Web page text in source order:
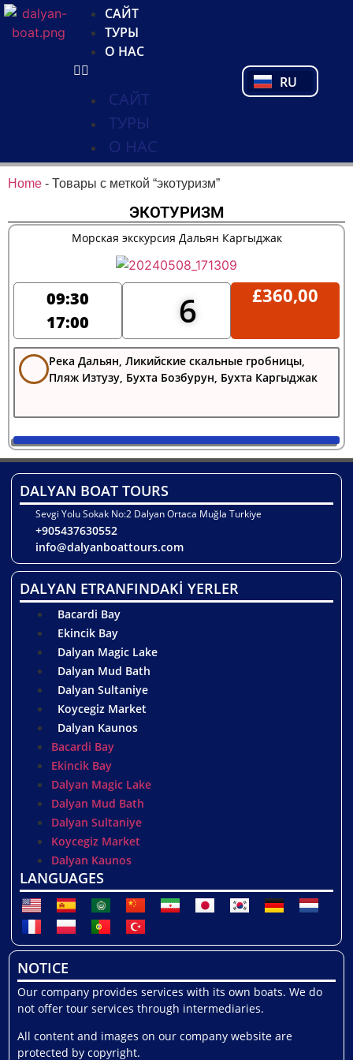
САЙТ
ТУРЫ
О НАС
САЙТ
ТУРЫ
О НАС
RU
PT
TR
Home - Товары с меткой “экотуризм”
ЭКОТУРИЗМ
Морская экскурсия Дальян Каргыджак
09:30
17:00
6 £360,00
Река Дальян, Ликийские скальные гробницы,
Пляж Изтузу, Бухта Бозбурун, Бухта Каргыджак
DALYAN BOAT TOURS
Sevgi Yolu Sokak No:2 Dalyan Ortaca Muğla Turkiye
+905437630552
info@dalyanboattours.com
DALYAN ETRANFINDAKİ YERLER
Bacardi Bay
Ekincik Bay
Dalyan Magic Lake
Dalyan Mud Bath
Dalyan Sultaniye
Koycegiz Market
Dalyan Kaunos
Bacardi Bay
Ekincik Bay
Dalyan Magic Lake
Dalyan Mud Bath
Dalyan Sultaniye
Koycegiz Market
Dalyan Kaunos
LANGUAGES
NOTICE
Our company provides services with its own boats. We do
not offer tour services through intermediaries.
All content and images on our company website are
protected by copyright.